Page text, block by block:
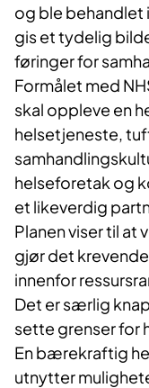
og ble behandlet
gis et tydelig
føringer for
Formålet med
skal oppleve en
helsetjeneste,
helseforetak og
et likeverdig
Planen viser til at
gjør det
innenfor
Det er særlig
sette grenser for
En bærekraftig
utnytter